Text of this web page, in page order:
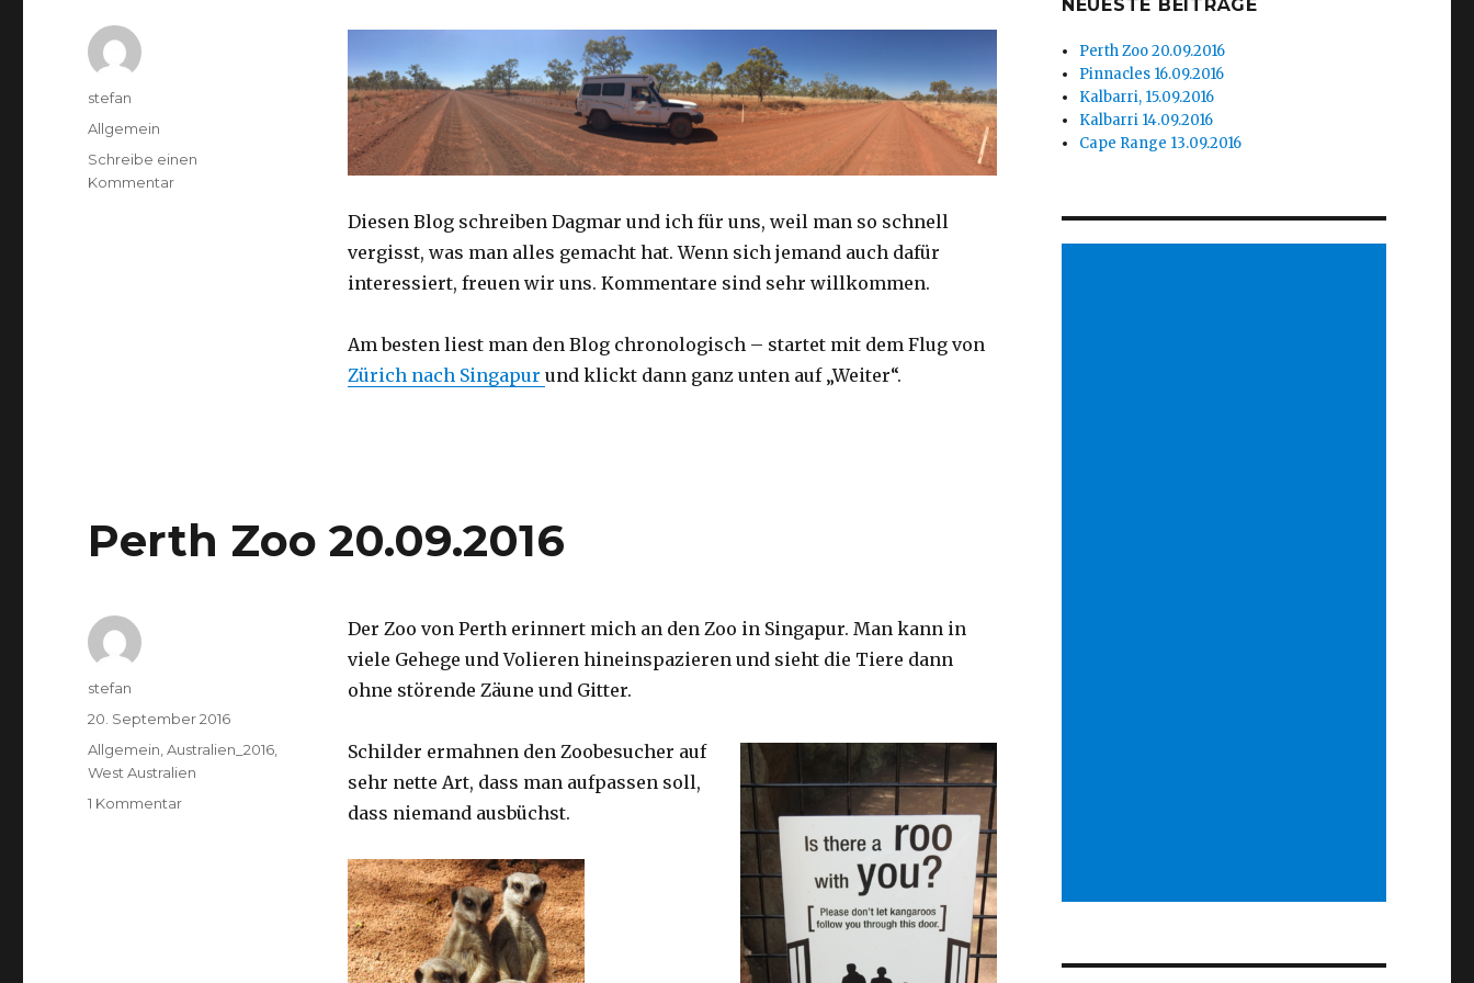
Diesen Blog schreiben Dagmar und ich für uns, weil man so schnell
vergisst, was man alles gemacht hat. Wenn sich jemand auch dafür
interessiert, freuen wir uns. Kommentare sind sehr willkommen.
Am besten liest man den Blog chronologisch – startet mit dem Flug von
Zürich nach Singapur und klickt dann ganz unten auf „Weiter“.
Autor
stefan
Kategorien
Allgemein
Schreibe einen
Kommentarzu
Perth Zoo 20.09.2016
Der Zoo von Perth erinnert mich an den Zoo in Singapur. Man kann in
viele Gehege und Volieren hineinspazieren und sieht die Tiere dann
ohne störende Zäune und Gitter.
Schilder ermahnen den Zoobesucher auf
sehr nette Art, dass man aufpassen soll,
dass niemand ausbüchst.
Autor
stefan
Veröffentlicht
am
20. September 2016
Kategorien
Allgemein,Australien_2016,
West Australien
1 Kommentarzu
NEUESTE BEITRÄGE
Perth Zoo 20.09.2016
Pinnacles 16.09.2016
Kalbarri, 15.09.2016
Kalbarri 14.09.2016
Cape Range 13.09.2016